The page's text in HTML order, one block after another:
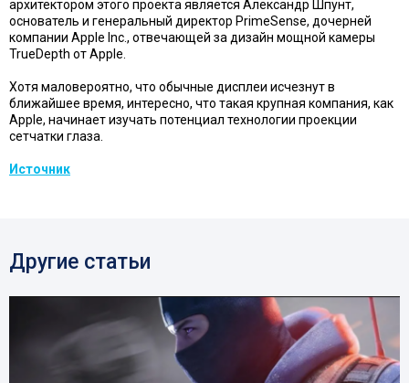
архитектором этого проекта является Александр Шпунт,
основатель и генеральный директор PrimeSense, дочерней
компании Apple Inc., отвечающей за дизайн мощной камеры
TrueDepth от Apple.
Хотя маловероятно, что обычные дисплеи исчезнут в
ближайшее время, интересно, что такая крупная компания, как
Apple, начинает изучать потенциал технологии проекции
сетчатки глаза.
Источник
Другие статьи